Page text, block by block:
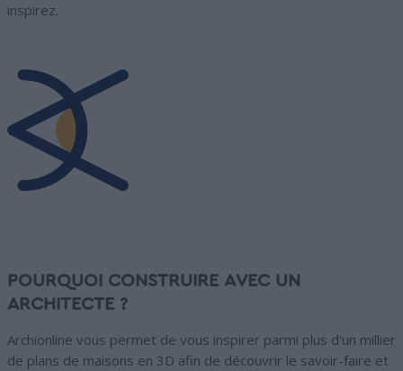
inspirez.
POURQUOI CONSTRUIRE AVEC UN
ARCHITECTE ?
Archionline vous permet de vous inspirer parmi plus d'un millier
de plans de maisons en 3D afin de découvrir le savoir-faire et